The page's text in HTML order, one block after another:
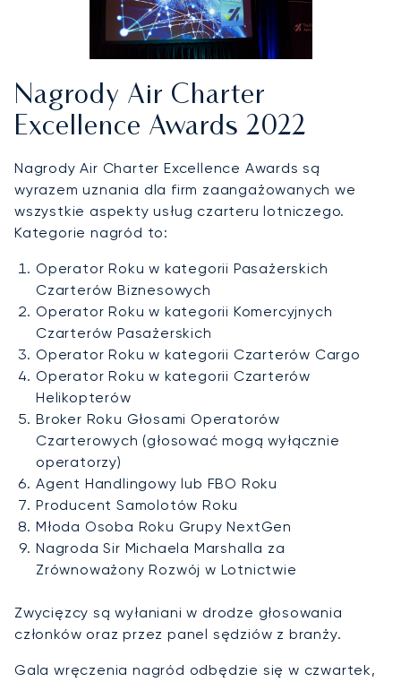
Nagrody Air Charter
Excellence Awards 2022
Nagrody Air Charter Excellence Awards są
wyrazem uznania dla firm zaangażowanych we
wszystkie aspekty usług czarteru lotniczego.
Kategorie nagród to:
Operator Roku w kategorii Pasażerskich
Czarterów Biznesowych
Operator Roku w kategorii Komercyjnych
Czarterów Pasażerskich
Operator Roku w kategorii Czarterów Cargo
Operator Roku w kategorii Czarterów
Helikopterów
Broker Roku Głosami Operatorów
Czarterowych (głosować mogą wyłącznie
operatorzy)
Agent Handlingowy lub FBO Roku
Producent Samolotów Roku
Młoda Osoba Roku Grupy NextGen
Nagroda Sir Michaela Marshalla za
Zrównoważony Rozwój w Lotnictwie
Zwycięzcy są wyłaniani w drodze głosowania
członków oraz przez panel sędziów z branży.
Gala wręczenia nagród odbędzie się w czwartek,